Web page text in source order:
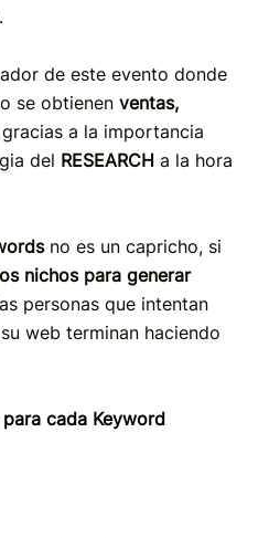
de este evento donde
se obtienen ventas,
gracias a la importancia
del RESEARCH a la hora
no es un capricho, si
nichos para generar
personas que intentan
web terminan haciendo
cada Keyword